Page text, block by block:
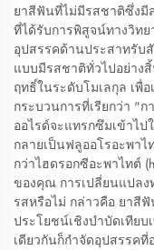
ยาสีฟันที่ไม่มีรสชาติซึ่งมี
ที่ได้รับการพิสูจน์ทางวิท
อุปสรรคด้านประสาทรับ
แบบมีรสชาติทั่วไปอย่าง
ฤทธิ์ในระดับโมเลกุล เพื่
กระบวนการที่เรียกว่า "ก
ออไรด์จะแทรกซึมเข้าไ
กลายเป็นฟลูออโรอะพาไ
กว่าไฮดรอกซีอะพาไทต์
ของคุณ การเปลี่ยนแปลง
รสหรือไม่ กล่าวคือ ยาสี
ประโยชน์เชิงบำบัดเทีย
เดียวกันก็กำจัดอุปสรรคที่